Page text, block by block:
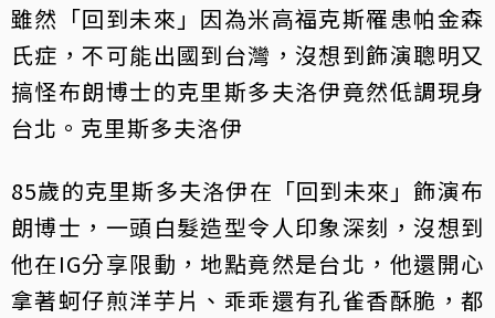
雖然「回到未來」因為米高福克斯罹患帕金森
氏症，不可能出國到台灣，沒想到飾演聰明又
搞怪布朗博士的克里斯多夫洛伊竟然低調現身
台北。克里斯多夫洛伊
85歲的克里斯多夫洛伊在「回到未來」飾演布
朗博士，一頭白髮造型令人印象深刻，沒想到
他在IG分享限動，地點竟然是台北，他還開心
拿著蚵仔煎洋芋片、乖乖還有孔雀香酥脆，都